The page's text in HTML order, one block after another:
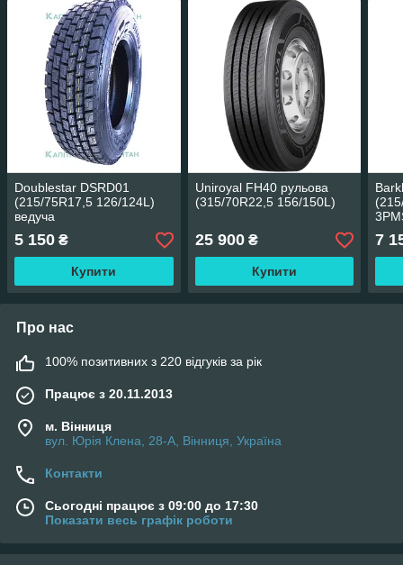
Doublestar DSRD01
(215/75R17,5 126/124L)
ведуча
5 150 ₴
Купити
Uniroyal FH40 рульова
(315/70R22,5 156/150L)
25 900₴
Купити
7
Про нас
100% позитивних з 220 відгуків за рік
Працює з 20.11.2013
м. Вінниця
вул. Юрія Клена, 28-А, Вінниця, Україна
Контакти
Сьогодні працює з 09:00 до 17:30
Показати весь графік роботи